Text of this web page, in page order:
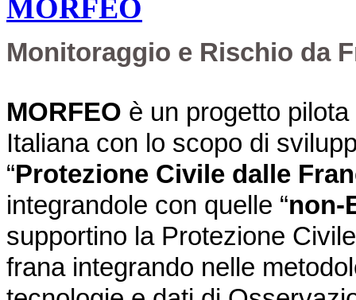
MORFEO
Monitoraggio e Rischio da
MORFEO è un progetto
Italiana con lo scopo di
“Protezione Civile dalle
integrandole con quelle “non-
supportino la Protezione
frana integrando nelle